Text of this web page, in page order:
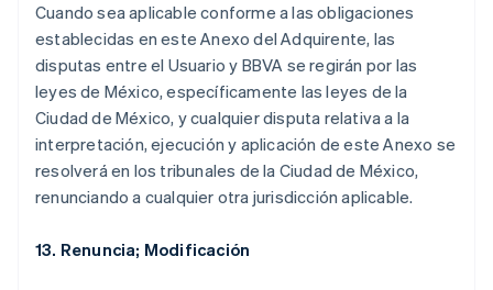
Cuando sea aplicable conforme a las obligaciones
establecidas en este Anexo del Adquirente, las
disputas entre el Usuario y BBVA se regirán por las
leyes de México, específicamente las leyes de la
Ciudad de México, y cualquier disputa relativa a la
interpretación, ejecución y aplicación de este Anexo se
resolverá en los tribunales de la Ciudad de México,
renunciando a cualquier otra jurisdicción aplicable.
13. Renuncia; Modificación
Brazil
PortuguêsEnglish
Bulgaria
English
Canada
Croatia
EnglishItaliano
Cyprus
Czech Republic